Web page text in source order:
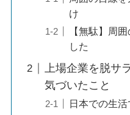
け
【無駄】周
した
上場企業を脱サ
気づいたこと
日本での生